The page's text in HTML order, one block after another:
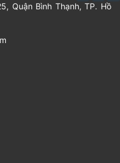
Quận Bình Thạnh, TP. Hồ